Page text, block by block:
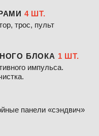
4 ШТ.
трос, пульт
БЛОКА 1 ШТ.
импульса.
панели «сэндвич»